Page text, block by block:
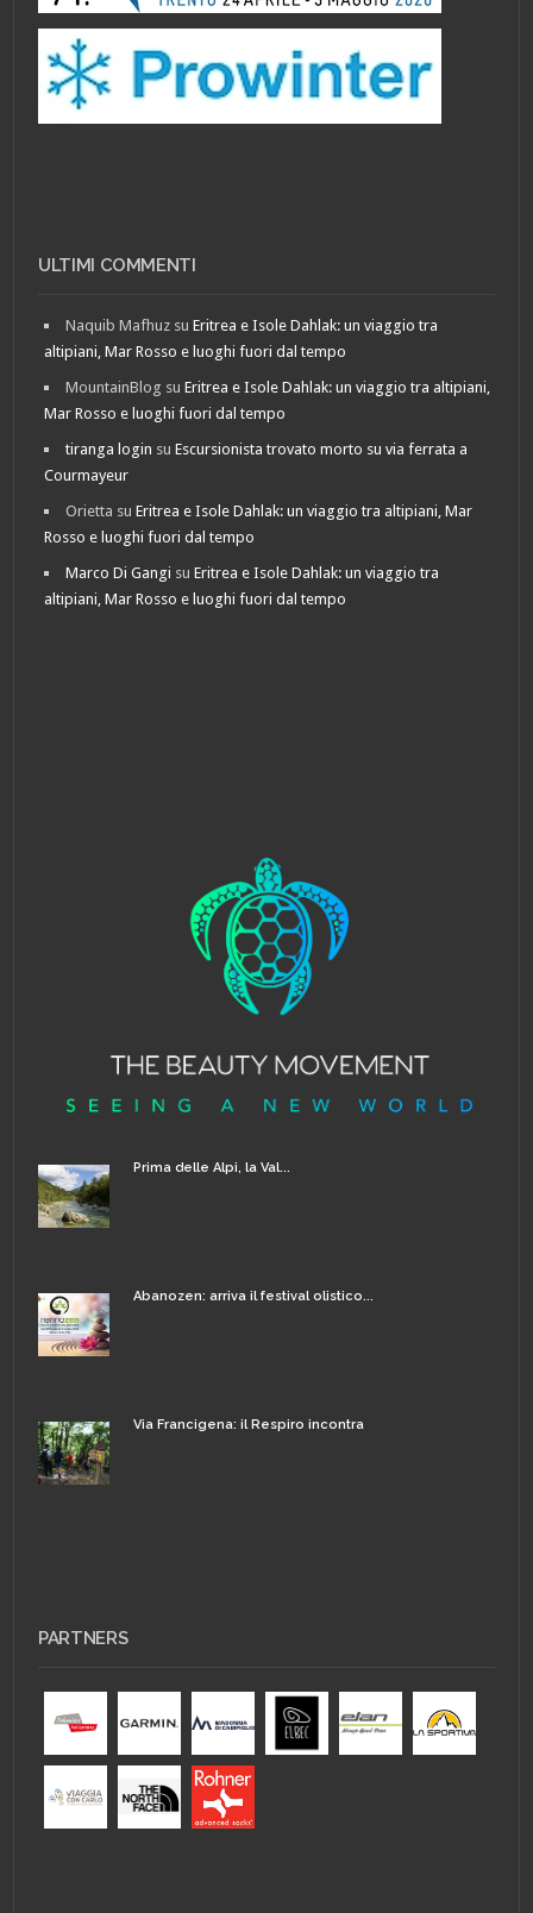
ULTIMI COMMENTI
Naquib Mafhuz suEritrea e Isole Dahlak: un viaggio tra
altipiani, Mar Rosso e luoghi fuori dal tempo
MountainBlog suEritrea e Isole Dahlak: un viaggio tra altipiani,
Mar Rosso e luoghi fuori dal tempo
tiranga login suEscursionista trovato morto su via ferrata a
Courmayeur
Orietta suEritrea e Isole Dahlak: un viaggio tra altipiani, Mar
Rosso e luoghi fuori dal tempo
Marco Di Gangi suEritrea e Isole Dahlak: un viaggio tra
altipiani, Mar Rosso e luoghi fuori dal tempo
Prima delle Alpi, la Val...
Abanozen: arriva il festival olistico...
Via Francigena: il Respiro incontra
PARTNERS